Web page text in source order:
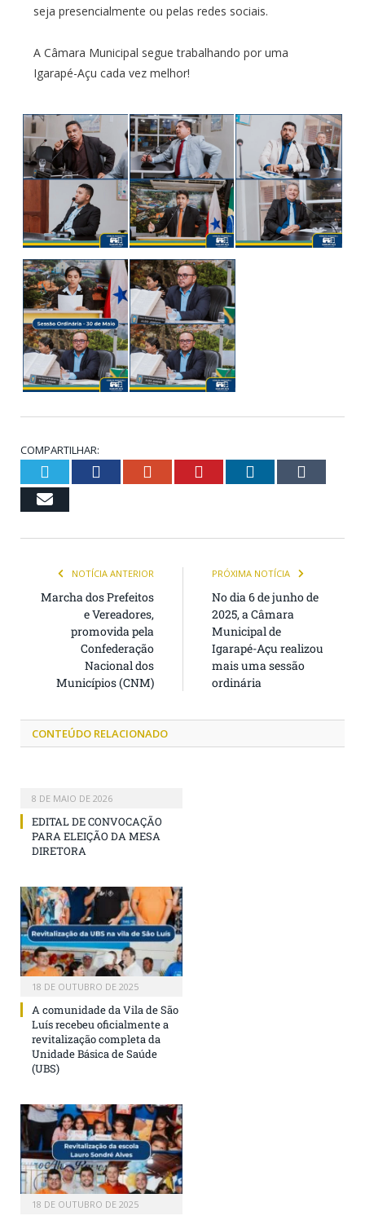
seja presencialmente ou pelas redes sociais.
A Câmara Municipal segue trabalhando por uma
Igarapé-Açu cada vez melhor!
COMPARTILHAR:
TwitterFacebookGoogle+Pinterest
LinkedIn
Email
NOTÍCIA ANTERIOR
Marcha dos Prefeitos
e Vereadores,
promovida pela
Confederação
Nacional dos
Municípios (CNM)
PRÓXIMA NOTÍCIA
No dia 6 de junho de
2025, a Câmara
Municipal de
Igarapé-Açu realizou
mais uma sessão
ordinária
CONTEÚDO RELACIONADO
8 DE MAIO DE 2026
EDITAL DE CONVOCAÇÃO
PARA ELEIÇÃO DA MESA
DIRETORA
18 DE OUTUBRO DE 2025
A comunidade da Vila de São
Luís recebeu oficialmente a
revitalização completa da
Unidade Básica de Saúde
(UBS)
18 DE OUTUBRO DE 2025